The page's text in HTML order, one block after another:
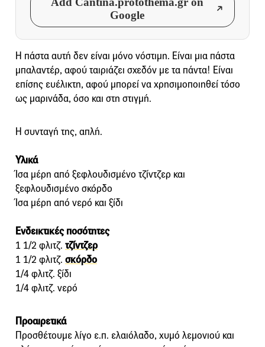
Google
Η πάστα αυτή δεν είναι μόνο νόστιμη. Είναι μια πάστα
μπαλαντέρ, αφού ταιριάζει σχεδόν με τα πάντα! Είναι
επίσης ευέλικτη, αφού μπορεί να χρησιμοποιηθεί τόσο
ως μαρινάδα, όσο και στη στιγμή.
Η συνταγή της, απλή.
Υλικά
Ίσα μέρη από ξεφλουδισμένο τζίντζερ και
ξεφλουδισμένο σκόρδο
Ίσα μέρη από νερό και ξίδι
Ενδεικτικές ποσότητες
1 1/2 φλιτζ. τζίντζερ
1 1/2 φλιτζ. σκόρδο
1/4 φλιτζ. ξίδι
1/4 φλιτζ. νερό
Προαιρετικά
Προσθέτουμε λίγο ε.π. ελαιόλαδο, χυμό λεμονιού και